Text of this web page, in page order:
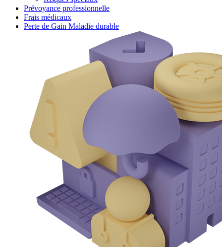
Prévoyance professionnelle
Frais médicaux
Perte de Gain Maladie durable